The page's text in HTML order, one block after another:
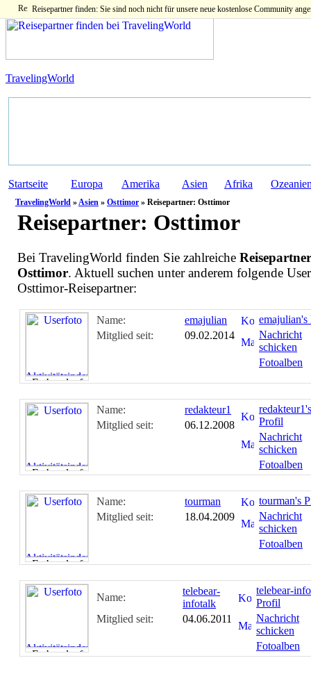
Reisepartner finden: Sie sind noch nicht für unsere neue kostenlose Community
TravelingWorld
Startseite Europa Amerika Asien Afrika
TravelingWorld »Asien » Osttimor » Reisepartner: Osttimor
Reisepartner: Osttimor
Bei TravelingWorld finden Sie zahlreiche
Osttimor. Aktuell suchen unter anderem folgende
Osttimor-Reisepartner:
Name:
emajulian
Mitglied seit:
09.02.2014
Nachricht
schicken
Fotoalben
Name:
redakteur1
Mitglied seit:
06.12.2008
redakteur1's
Profil
Nachricht
schicken
Fotoalben
Name:
tourman
Mitglied seit:
18.04.2009
tourman's
Nachricht
schicken
Fotoalben
Name:
telebear-
infotalk
Mitglied seit:
04.06.2011
telebear-
Profil
Nachricht
schicken
Fotoalben